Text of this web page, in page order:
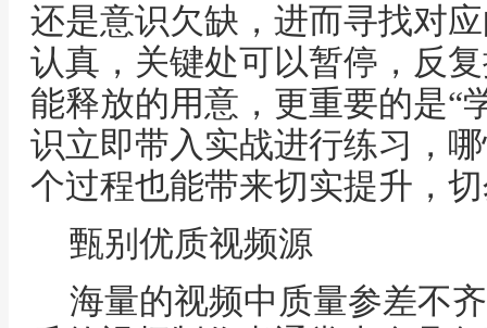
还是意识欠缺，进而寻找对
认真，关键处可以暂停，反
能释放的用意，更重要的是“
识立即带入实战进行练习，
个过程也能带来切实提升，
甄别优质视频源
海量的视频中质量参差不